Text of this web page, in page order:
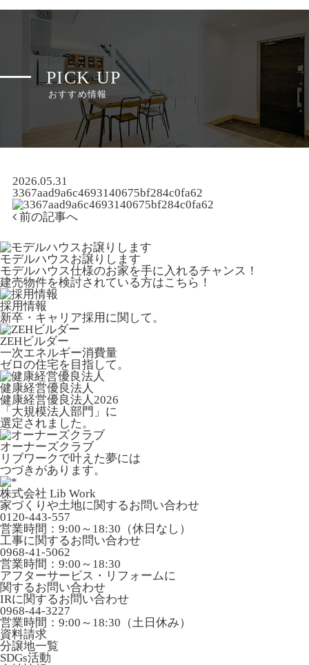
PICK UP
おすすめ情報
2026.05.31
3367aad9a6c4693140675bf284c0fa62
前の記事へ
モデルハウスお譲りします
モデルハウス仕様のお家を手に入れるチャンス！
建売物件を検討されている方はこちら！
採用情報
新卒・キャリア採用に関して。
ZEHビルダー
一次エネルギー消費量
ゼロの住宅を目指して。
健康経営優良法人
健康経営優良法人2026
「大規模法人部門」に
選定されました。
オーナーズクラブ
リブワークで叶えた夢には
つづきがあります。
株式会社 Lib Work
家づくりや土地に関するお問い合わせ
0120-443-557
営業時間：9:00～18:30（休日なし）
工事に関するお問い合わせ
0968-41-5062
営業時間：9:00～18:30
アフターサービス・リフォームに
関するお問い合わせ
IRに関するお問い合わせ
0968-44-3227
営業時間：9:00～18:30（土日休み）
資料請求
分譲地一覧
SDGs活動